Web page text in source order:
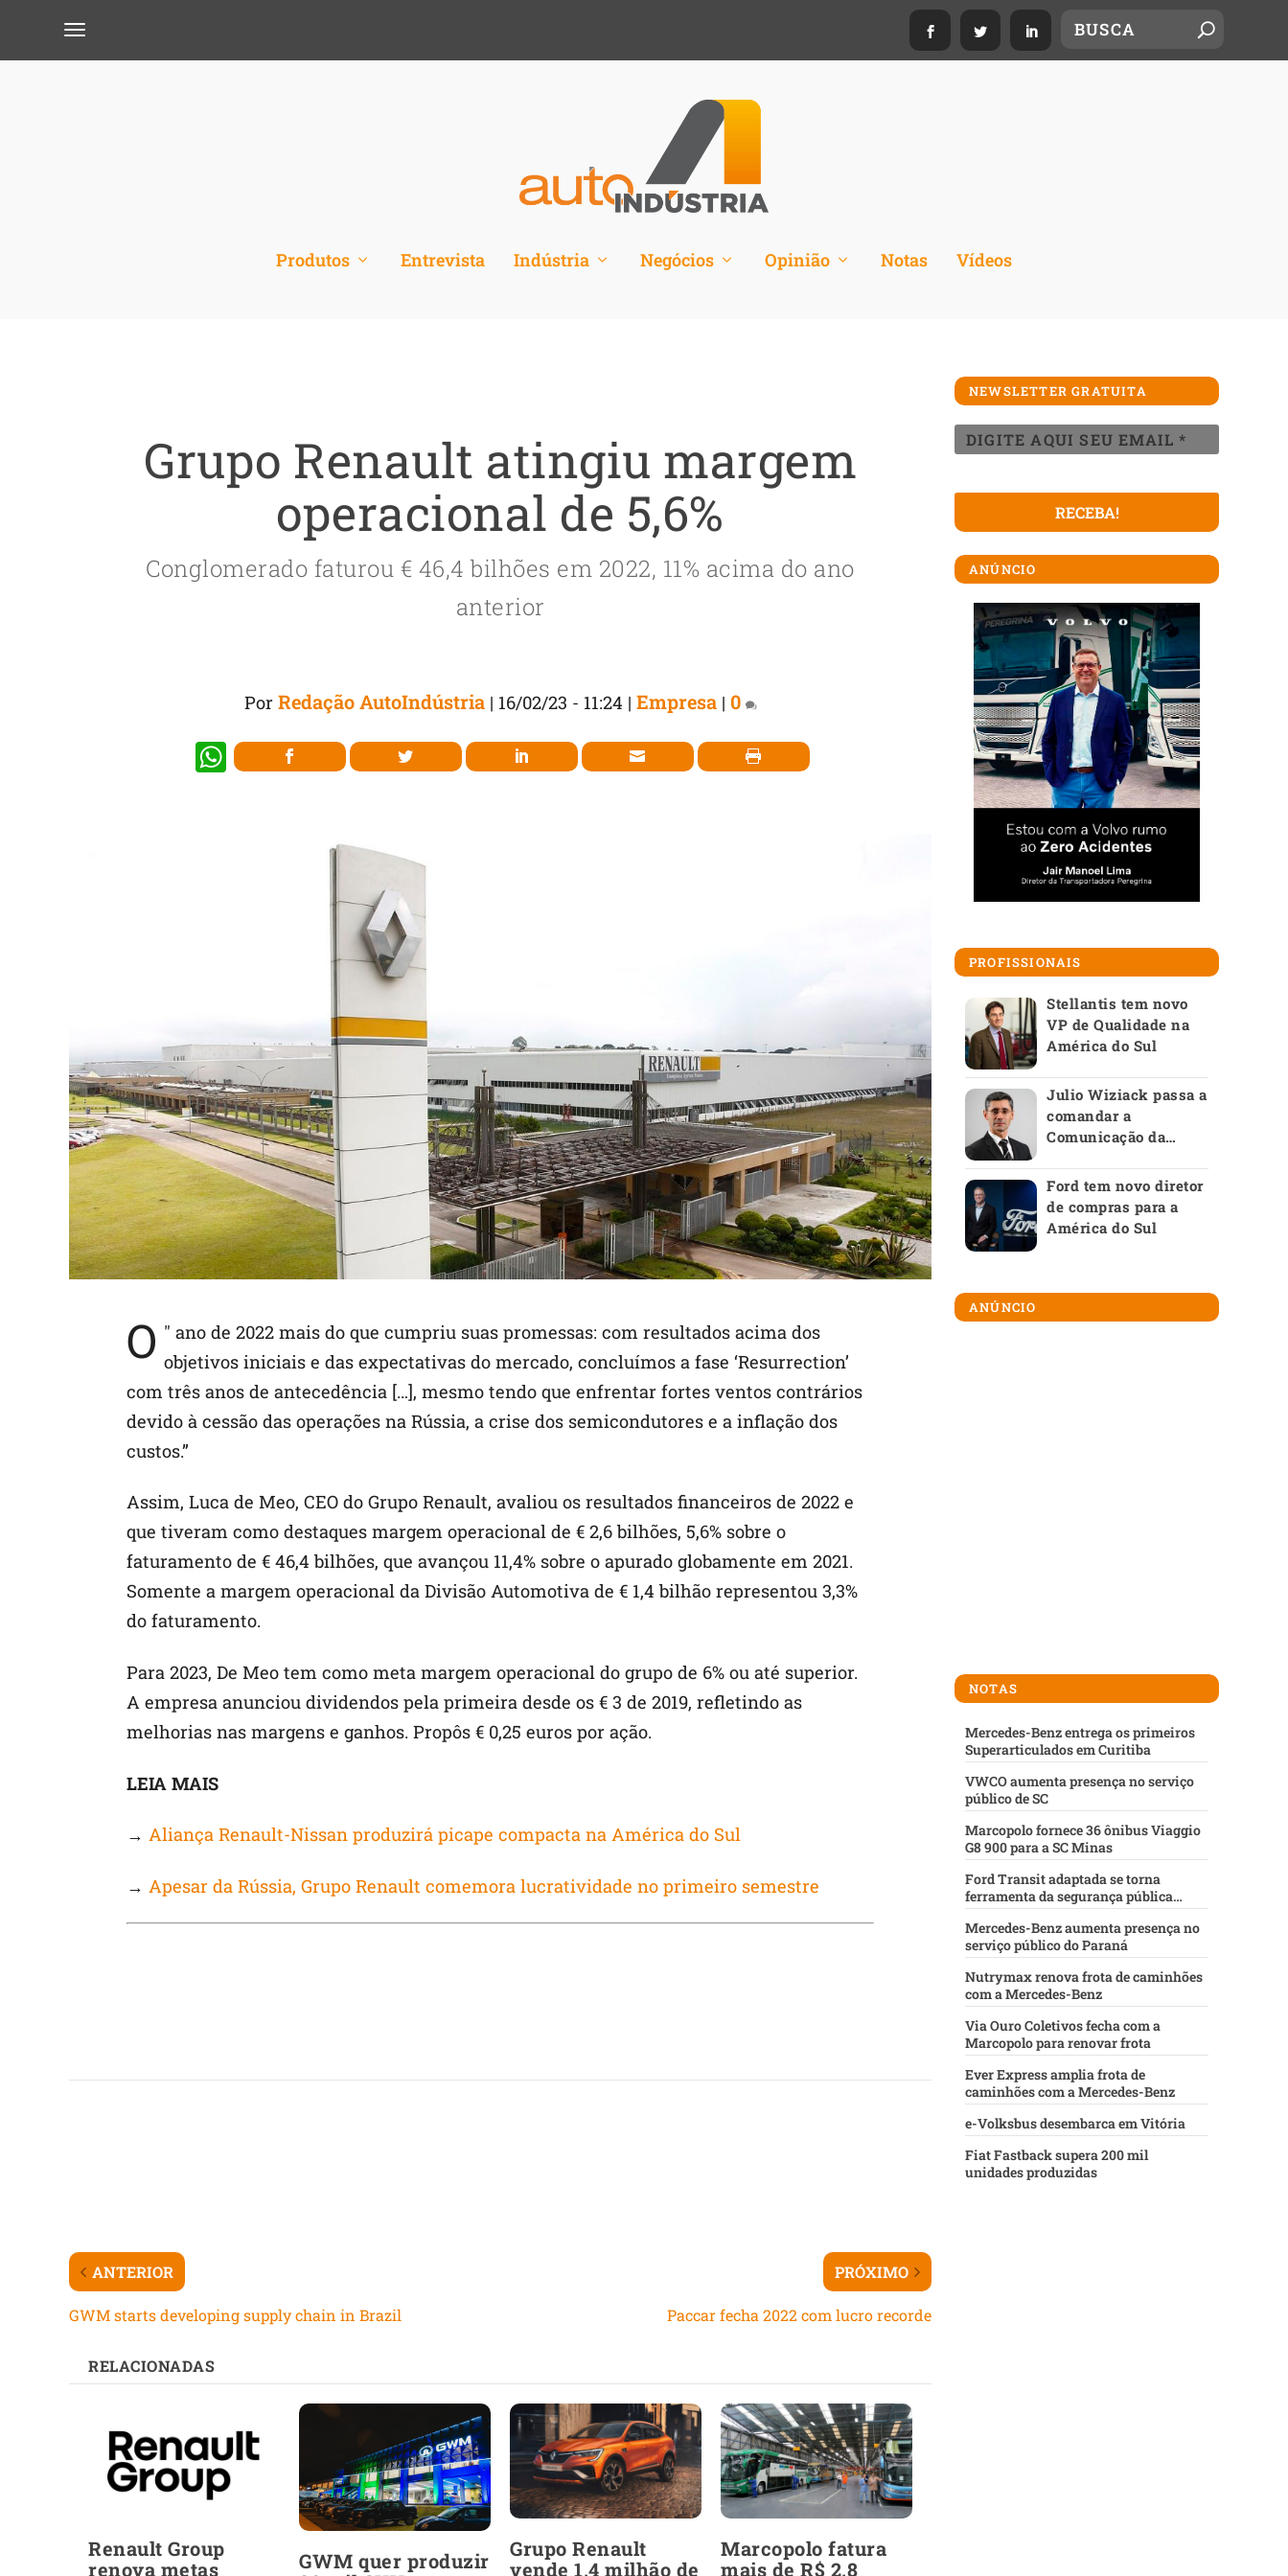
Produtos Entrevista Indústria Negócios Opinião Notas Vídeos
Grupo Renault atingiu margem
operacional de 5,6%
Conglomerado faturou € 46,4 bilhões em 2022, 11% acima do ano
anterior
Por Redação AutoIndústria| 16/02/23 - 11:24 | Empresa| 0
W
″
O
ano de 2022 mais do que cumpriu suas promessas: com resultados acima dos
objetivos iniciais e das expectativas do mercado, concluímos a fase ‘Resurrection’
com três anos de antecedência […], mesmo tendo que enfrentar fortes ventos contrários
devido à cessão das operações na Rússia, a crise dos semicondutores e a inflação dos
custos.”
Assim, Luca de Meo, CEO do Grupo Renault, avaliou os resultados financeiros de 2022 e
que tiveram como destaques margem operacional de € 2,6 bilhões, 5,6% sobre o
faturamento de € 46,4 bilhões, que avançou 11,4% sobre o apurado globamente em 2021.
Somente a margem operacional da Divisão Automotiva de € 1,4 bilhão representou 3,3%
do faturamento.
Para 2023, De Meo tem como meta margem operacional do grupo de 6% ou até superior.
A empresa anunciou dividendos pela primeira desde os € 3 de 2019, refletindo as
melhorias nas margens e ganhos. Propôs € 0,25 euros por ação.
LEIA MAIS
→ Aliança Renault-Nissan produzirá picape compacta na América do Sul
→ Apesar da Rússia, Grupo Renault comemora lucratividade no primeiro semestre
ANTERIOR
GWM starts developing supply chain in Brazil
PRÓXIMO
Paccar fecha 2022 com lucro recorde
RELACIONADAS
Renault Group
renova metas
GWM quer produzir
Grupo Renault
vende 1,4 milhão de
Marcopolo fatura
mais de R$ 2,8
NEWSLETTER GRATUITA
ANÚNCIO
PROFISSIONAIS
Stellantis tem novo
VP de Qualidade na
América do Sul
Julio Wiziack passa a
comandar a
Comunicação da
Ford tem novo diretor
de compras para a
América do Sul
ANÚNCIO
NOTAS
Mercedes-Benz entrega os primeiros
Superarticulados em Curitiba
VWCO aumenta presença no serviço
público de SC
Marcopolo fornece 36 ônibus Viaggio
G8 900 para a SC Minas
Ford Transit adaptada se torna
ferramenta da segurança pública
baiana
Mercedes-Benz aumenta presença no
serviço público do Paraná
Nutrymax renova frota de caminhões
com a Mercedes-Benz
Via Ouro Coletivos fecha com a
Marcopolo para renovar frota
Ever Express amplia frota de
caminhões com a Mercedes-Benz
e-Volksbus desembarca em Vitória
Fiat Fastback supera 200 mil
unidades produzidas